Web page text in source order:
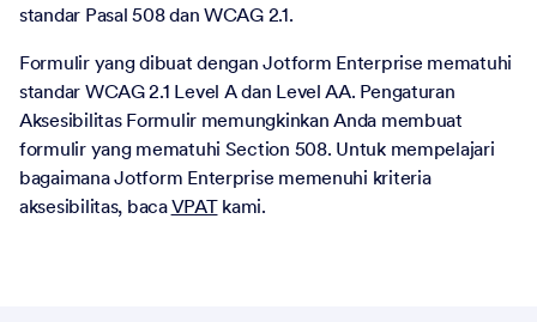
standar Pasal 508 dan WCAG 2.1.
Formulir yang dibuat dengan Jotform Enterprise mematuhi
standar WCAG 2.1 Level A dan Level AA. Pengaturan
Aksesibilitas Formulir memungkinkan Anda membuat
formulir yang mematuhi Section 508. Untuk mempelajari
bagaimana Jotform Enterprise memenuhi kriteria
aksesibilitas, bacaVPATkami.